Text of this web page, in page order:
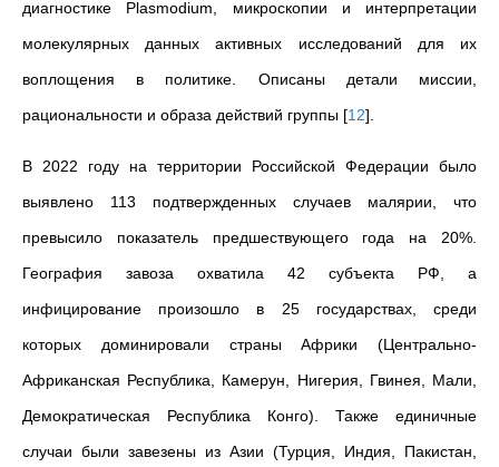
диагностике Plasmodium, микроскопии и интерпретации
молекулярных данных активных исследований для их
воплощения в политике. Описаны детали миссии,
рациональности и образа действий группы [12]
В 2022 году на территории Российской Федерации было
выявлено 113 подтвержденных случаев малярии, что
превысило показатель предшествующего года на 20%.
География завоза охватила 42 субъекта РФ, а
инфицирование произошло в 25 государствах, среди
которых доминировали страны Африки (Центрально-
Африканская Республика, Камерун, Нигерия, Гвинея, Мали,
Демократическая Республика Конго). Также единичные
случаи были завезены из Азии (Турция, Индия, Пакистан,